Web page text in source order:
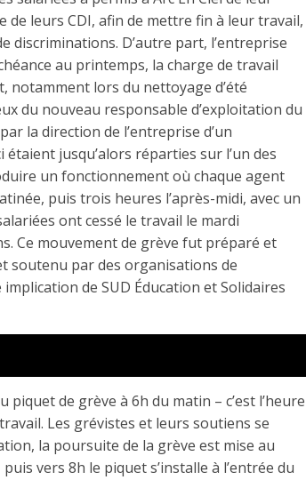
de leurs CDI, afin de mettre fin à leur travail,
discriminations. D’autre part, l’entreprise
au printemps, la charge de travail
notamment lors du nettoyage d’été
du nouveau responsable d’exploitation du
la direction de l’entreprise d’un
jusqu’alors réparties sur l’un des
un fonctionnement où chaque agent
puis trois heures l’après-midi, avec un
ont cessé le travail le mardi
Ce mouvement de grève fut préparé et
soutenu par des organisations de
de SUD Éducation et Solidaires
de grève à 6h du matin – c’est l’heure
Les grévistes et leurs soutiens se
la poursuite de la grève est mise au
vers 8h le piquet s’installe à l’entrée du